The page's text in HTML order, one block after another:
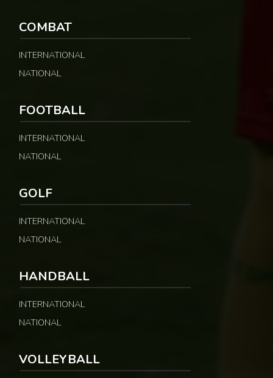
COMBAT
INTERNATIONAL
NATIONAL
FOOTBALL
INTERNATIONAL
NATIONAL
GOLF
INTERNATIONAL
NATIONAL
HANDBALL
INTERNATIONAL
NATIONAL
VOLLEYBALL